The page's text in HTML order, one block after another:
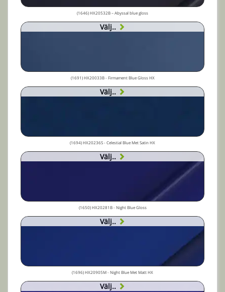
(1646) HX20532B – Abyssal blue gloss
Välj..
(1691) HX20033B - Firmament Blue Gloss HX
Välj..
(1694) HX20236S - Celestial Blue Met Satin HX
Välj..
(1650) HX20281B - Night Blue Gloss
Välj..
(1696) HX20905M - Night Blue Met Matt HX
Välj..